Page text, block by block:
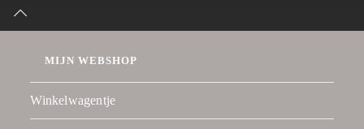
MIJN WEBSHOP
Winkelwagentje